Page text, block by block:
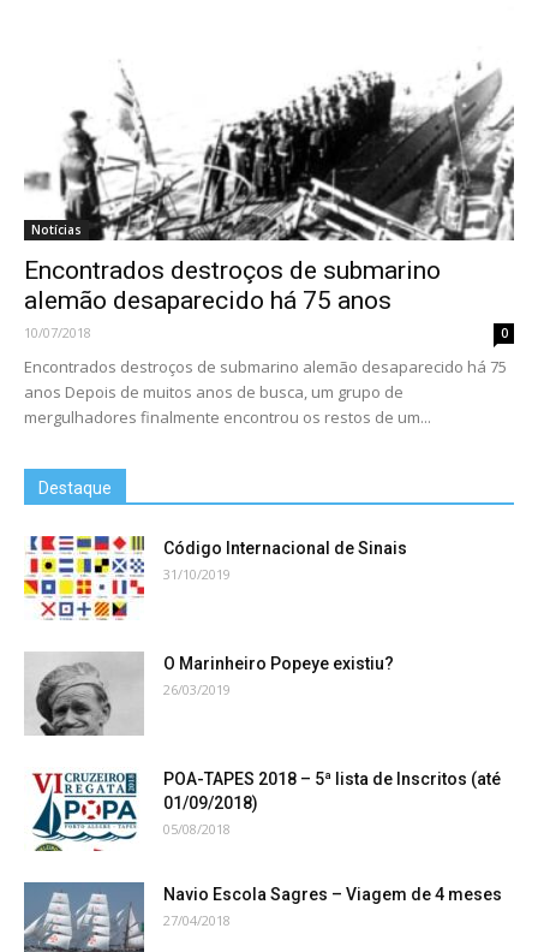
Notícias
Encontrados destroços de submarino
alemão desaparecido há 75 anos
10/07/2018 0
Encontrados destroços de submarino alemão desaparecido há 75
anos Depois de muitos anos de busca, um grupo de
mergulhadores finalmente encontrou os restos de um...
Destaque
Código Internacional de Sinais
31/10/2019
O Marinheiro Popeye existiu?
26/03/2019
POA-TAPES 2018 – 5ª lista de Inscritos (até
01/09/2018)
05/08/2018
Navio Escola Sagres – Viagem de 4 meses
27/04/2018